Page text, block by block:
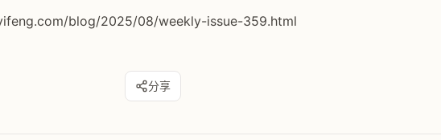
blog/2025/08/weekly-issue-359.html
分享